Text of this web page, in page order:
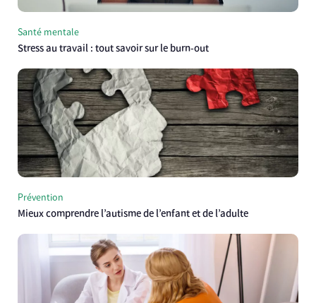
Santé mentale
Stress au travail : tout savoir sur le burn-out
Prévention
Mieux comprendre l’autisme de l’enfant et de l’adulte